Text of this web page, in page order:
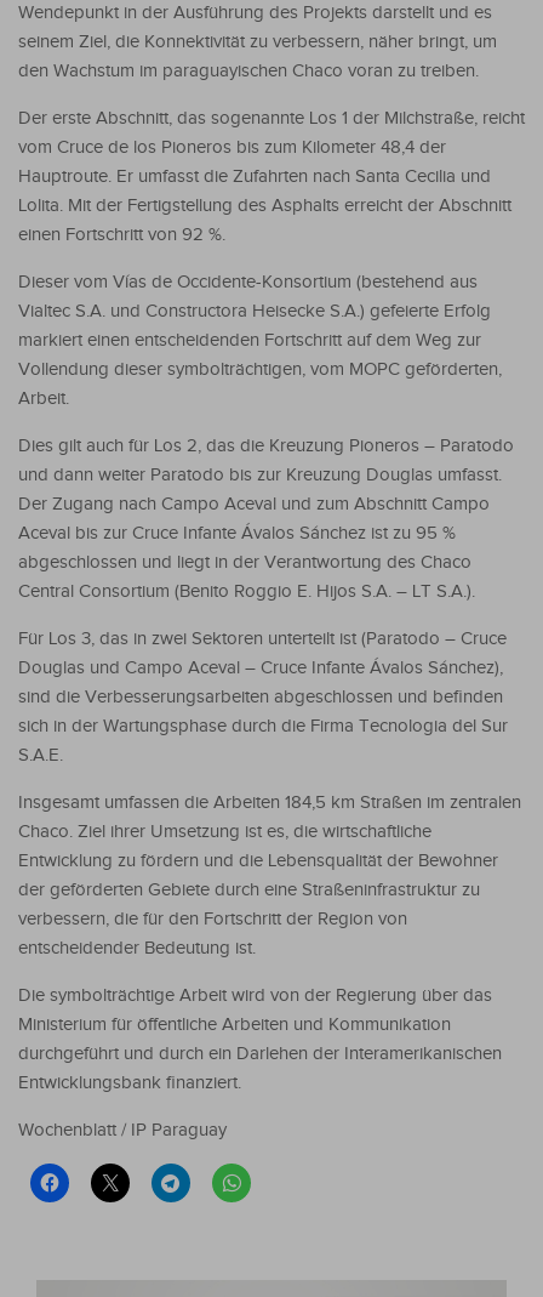
Wendepunkt in der Ausführung des Projekts darstellt und es
seinem Ziel, die Konnektivität zu verbessern, näher bringt, um
den Wachstum im paraguayischen Chaco voran zu treiben.
Der erste Abschnitt, das sogenannte Los 1 der Milchstraße, reicht
vom Cruce de los Pioneros bis zum Kilometer 48,4 der
Hauptroute. Er umfasst die Zufahrten nach Santa Cecilia und
Lolita. Mit der Fertigstellung des Asphalts erreicht der Abschnitt
einen Fortschritt von 92 %.
Dieser vom Vías de Occidente-Konsortium (bestehend aus
Vialtec S.A. und Constructora Heisecke S.A.) gefeierte Erfolg
markiert einen entscheidenden Fortschritt auf dem Weg zur
Vollendung dieser symbolträchtigen, vom MOPC geförderten,
Arbeit.
Dies gilt auch für Los 2, das die Kreuzung Pioneros – Paratodo
und dann weiter Paratodo bis zur Kreuzung Douglas umfasst.
Der Zugang nach Campo Aceval und zum Abschnitt Campo
Aceval bis zur Cruce Infante Ávalos Sánchez ist zu 95 %
abgeschlossen und liegt in der Verantwortung des Chaco
Central Consortium (Benito Roggio E. Hijos S.A. – LT S.A.).
Für Los 3, das in zwei Sektoren unterteilt ist (Paratodo – Cruce
Douglas und Campo Aceval – Cruce Infante Ávalos Sánchez),
sind die Verbesserungsarbeiten abgeschlossen und befinden
sich in der Wartungsphase durch die Firma Tecnologia del Sur
S.A.E.
Insgesamt umfassen die Arbeiten 184,5 km Straßen im zentralen
Chaco. Ziel ihrer Umsetzung ist es, die wirtschaftliche
Entwicklung zu fördern und die Lebensqualität der Bewohner
der geförderten Gebiete durch eine Straßeninfrastruktur zu
verbessern, die für den Fortschritt der Region von
entscheidender Bedeutung ist.
Die symbolträchtige Arbeit wird von der Regierung über das
Ministerium für öffentliche Arbeiten und Kommunikation
durchgeführt und durch ein Darlehen der Interamerikanischen
Entwicklungsbank finanziert.
Wochenblatt / IP Paraguay